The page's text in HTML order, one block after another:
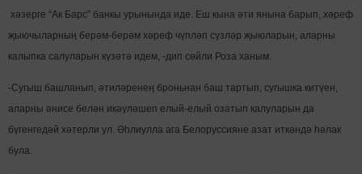
хәзерге “Ак Барс” банкы урынында иде. Еш кына әти янына барып, хәреф
җыючыларның берәм-берәм хәреф чүпләп сүзләр җыюларын, аларны
калыпка салуларын күзәтә идем, -дип сөйли Роза ханым.
-Сугыш башланып, әтиләренең броньнан баш тартып, сугышка китүен,
аларны әнисе белән икәүләшеп елый-елый озатып калуларын да
бүгенгедәй хәтерли ул. Әһлиулла ага Белоруссияне азат иткәндә һәлак
була.